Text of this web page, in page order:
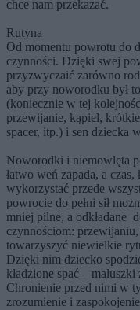
chce nam przekazać.
Rutyna
Od momentu powrotu do
czynności. Dzięki swej
przyzwyczaić zarówno
aby przy noworodku był
(koniecznie w tej
przewijanie, kąpiel,
spacer, itp.) i sen dziecka
Noworodki i niemowlęta
łatwo weń zapada, a
wykorzystać przede
powrocie do pełni sił
mniej pilne, a odkładane
czynnościom:
towarzyszyć niewielkie
Dzięki nim dziecko
kładzione spać –
Chronienie przed nimi w
zrozumienie i